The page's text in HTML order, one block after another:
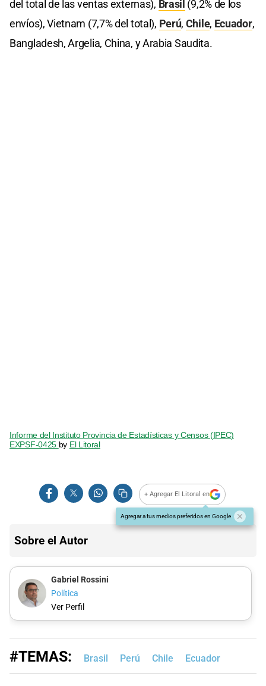
del total de las ventas externas), Brasil (9,2% de los
envíos), Vietnam (7,7% del total), Perú, Chile, Ecuador,
Bangladesh, Argelia, China, y Arabia Saudita.
Informe del Instituto Provincia de Estadísticas y Censos (IPEC)
EXPSF-0425 by El Litoral
+ Agregar El Litoral en
Agregar a tus medios preferidos en Google
Sobre el Autor
Gabriel Rossini
Política
Ver Perfil
#TEMAS: Brasil Perú Chile Ecuador